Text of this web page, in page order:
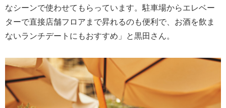
なシーンで使わせてもらっています。駐車場からエレベー
ターで直接店舗フロアまで昇れるのも便利で、お酒を飲ま
ないランチデートにもおすすめ」と黒田さん。